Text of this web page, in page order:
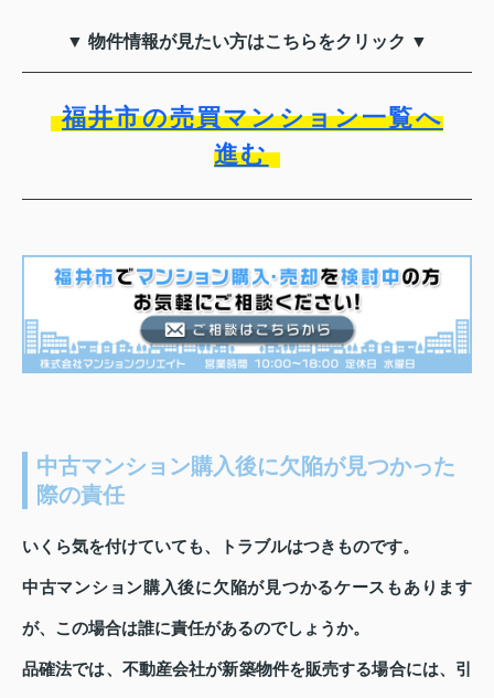
▼ 物件情報が見たい方はこちらをクリック ▼
福井市の売買マンション一覧へ
進む
中古マンション購入後に欠陥が見つかった
際の責任
いくら気を付けていても、トラブルはつきものです。
中古マンション購入後に欠陥が見つかるケースもあります
が、この場合は誰に責任があるのでしょうか。
品確法では、不動産会社が新築物件を販売する場合には、引